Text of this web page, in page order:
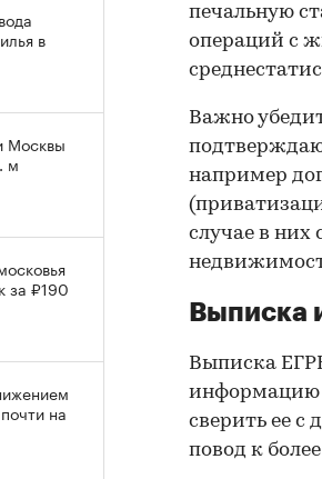
печальную
операций с
Важно
например
случае в них
Выписка
Выписка
информацию
сверить ее
повод к
в
Москвы
м
за ₽190
на